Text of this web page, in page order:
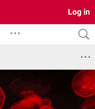
Log in